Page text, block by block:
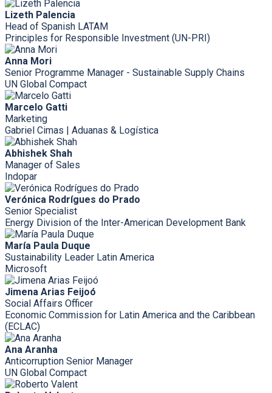
Lizeth Palencia
Head of Spanish LATAM
Principles for Responsible Investment (UN-PRI)
Anna Mori
Senior Programme Manager - Sustainable Supply Chains
UN Global Compact
Marcelo Gatti
Marketing
Gabriel Cimas | Aduanas & Logística
Abhishek Shah
Manager of Sales
Indopar
Verónica Rodrígues do Prado
Senior Specialist
Energy Division of the Inter-American Development Bank
María Paula Duque
Sustainability Leader Latin America
Microsoft
Jimena Arias Feijoó
Social Affairs Officer
Economic Commission for Latin America and the Caribbean
(ECLAC)
Ana Aranha
Anticorruption Senior Manager
UN Global Compact